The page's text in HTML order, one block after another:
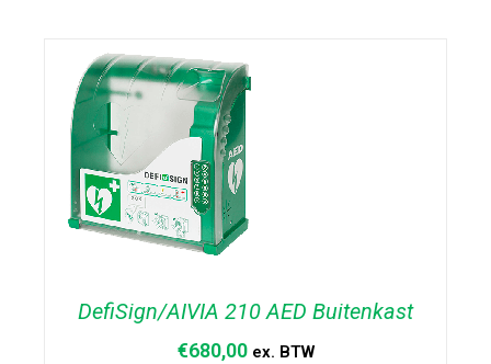
TOEVOEGEN AAN WINKELWAGEN
DefiSign/AIVIA 210 AED Buitenkast
€680,00 ex. BTW